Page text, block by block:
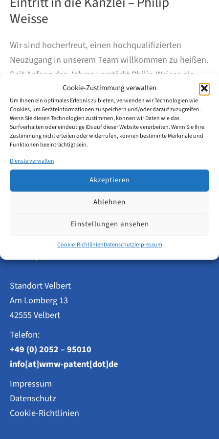
Cookie-Zustimmung verwalten
Um Ihnen ein optimales Erlebnis zu bieten, verwenden wir Technologien wie
Cookies, um Geräteinformationen zu speichern und/oder darauf zuzugreifen.
Wenn Sie diesen Technologien zustimmen, können wir Daten wie das
Surfverhalten oder eindeutige IDs auf dieser Website verarbeiten. Wenn Sie Ihre
Zustimmung nicht erteilen oder widerrufen, können bestimmte Merkmale und
Funktionen beeinträchtigt sein.
Dienste verwalten
Akzeptieren
Ablehnen
Einstellungen ansehen
Cookie-RichtlinienDatenschutzImpressum
Weisse
Wir sind hocherfreut, einen hochqualifizierten
Neuzugang in unserem Team willkommen zu heißen.
Seit Anfang des Jahres verstärkt Philip Weisse als
Patentanwalt unser Expertenteam und bringt
insbesondere weitere technische Expertise sowie
tiefgreifende Kenntnisse im Bereich des
gewerblichen Rechtsschutzes mit.
Eintritt
in
Kanzlei
Weiterlesen
Patentanwälte
Standort Velbert
Am Lomberg 13
42555 Velbert
Telefon:
+49 (0) 2052 – 95010
info[at]wmw-patent[dot]de
Impressum
Datenschutz
Cookie-Richtlinien